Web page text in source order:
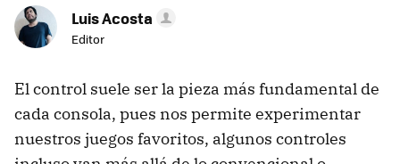
Luis Acosta
Editor
El control suele ser la pieza más fundamental de
cada consola, pues nos permite experimentar
nuestros juegos favoritos, algunos controles